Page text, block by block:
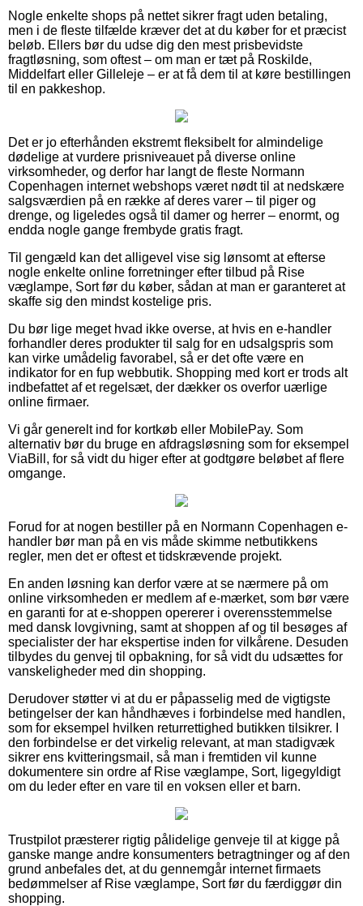
Nogle enkelte shops på nettet sikrer fragt uden betaling,
men i de fleste tilfælde kræver det at du køber for et præcist
beløb. Ellers bør du udse dig den mest prisbevidste
fragtløsning, som oftest – om man er tæt på Roskilde,
Middelfart eller Gilleleje – er at få dem til at køre bestillingen
til en pakkeshop.
Det er jo efterhånden ekstremt fleksibelt for almindelige
dødelige at vurdere prisniveauet på diverse online
virksomheder, og derfor har langt de fleste Normann
Copenhagen internet webshops været nødt til at nedskære
salgsværdien på en række af deres varer – til piger og
drenge, og ligeledes også til damer og herrer – enormt, og
endda nogle gange frembyde gratis fragt.
Til gengæld kan det alligevel vise sig lønsomt at efterse
nogle enkelte online forretninger efter tilbud på Rise
væglampe, Sort før du køber, sådan at man er garanteret at
skaffe sig den mindst kostelige pris.
Du bør lige meget hvad ikke overse, at hvis en e-handler
forhandler deres produkter til salg for en udsalgspris som
kan virke umådelig favorabel, så er det ofte være en
indikator for en fup webbutik. Shopping med kort er trods alt
indbefattet af et regelsæt, der dækker os overfor uærlige
online firmaer.
Vi går generelt ind for kortkøb eller MobilePay. Som
alternativ bør du bruge en afdragsløsning som for eksempel
ViaBill, for så vidt du higer efter at godtgøre beløbet af flere
omgange.
Forud for at nogen bestiller på en Normann Copenhagen e-
handler bør man på en vis måde skimme netbutikkens
regler, men det er oftest et tidskrævende projekt.
En anden løsning kan derfor være at se nærmere på om
online virksomheden er medlem af e-mærket, som bør være
en garanti for at e-shoppen opererer i overensstemmelse
med dansk lovgivning, samt at shoppen af og til besøges af
specialister der har ekspertise inden for vilkårene. Desuden
tilbydes du genvej til opbakning, for så vidt du udsættes for
vanskeligheder med din shopping.
Derudover støtter vi at du er påpasselig med de vigtigste
betingelser der kan håndhæves i forbindelse med handlen,
som for eksempel hvilken returrettighed butikken tilsikrer. I
den forbindelse er det virkelig relevant, at man stadigvæk
sikrer ens kvitteringsmail, så man i fremtiden vil kunne
dokumentere sin ordre af Rise væglampe, Sort, ligegyldigt
om du leder efter en vare til en voksen eller et barn.
Trustpilot præsterer rigtig pålidelige genveje til at kigge på
ganske mange andre konsumenters betragtninger og af den
grund anbefales det, at du gennemgår internet firmaets
bedømmelser af Rise væglampe, Sort før du færdiggør din
shopping.